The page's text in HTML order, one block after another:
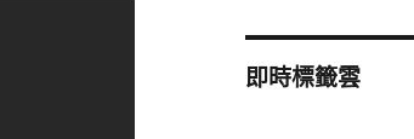
即時標籤雲